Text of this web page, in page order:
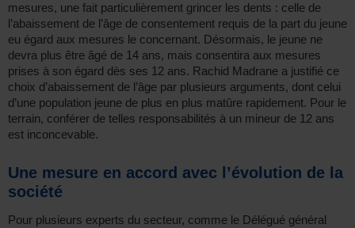
mesures, une fait particulièrement grincer les dents : celle de
l’abaissement de l’âge de consentement requis de la part du jeune
eu égard aux mesures le concernant. Désormais, le jeune ne
devra plus être âgé de 14 ans, mais consentira aux mesures
prises à son égard dès ses 12 ans. Rachid Madrane a justifié ce
choix d’abaissement de l’âge par plusieurs arguments, dont celui
d’une population jeune de plus en plus matûre rapidement. Pour le
terrain, conférer de telles responsabilités à un mineur de 12 ans
est inconcevable.
Une mesure en accord avec l’évolution de la
société
Pour plusieurs experts du secteur, comme le Délégué général